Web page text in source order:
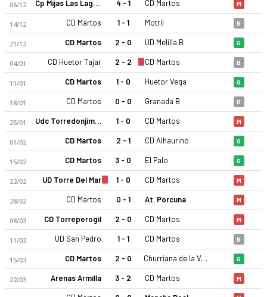
CD Martos 25-26 sezonu | Tercera RFEF Grup 9'de 16.
06/12 Cp Mijas Las Lagunas 4 - 1 CD Martos M
14/12 CD Martos 1 - 1 Motril B
21/12 CD Martos 2 - 0 UD Melilla B G
04/01 CD Huetor Tajar 2 - 2 CD Martos B
11/01 CD Martos 1 - 0 Huetor Vega G
18/01 CD Martos 0 - 0 Granada B B
25/01 Udc Torredonjimeno 1 - 0 CD Martos M
01/02 CD Martos 2 - 1 CD Alhaurino G
15/02 CD Martos 3 - 0 El Palo G
22/02 UD Torre Del Mar 1 - 0 CD Martos M
28/02 CD Martos 0 - 1 At. Porcuna M
08/03 CD Torreperogil 2 - 0 CD Martos M
11/03 UD San Pedro 1 - 1 CD Martos B
15/03 CD Martos 2 - 0 Churriana de la Vega CF G
22/03 Arenas Armilla 3 - 2 CD Martos M